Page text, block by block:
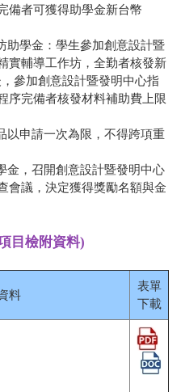
備者可獲得助學金新台幣
助學金：學生參加創意設計暨
實輔導工作坊，全勤者核發新
參加創意設計暨發明中心指
序完備者核發材料補助費上限
以申請一次為限，不得跨項重
金，召開創意設計暨發明中心
會議，決定獲得獎勵名額與金
目檢附資料)
料
表單
下載